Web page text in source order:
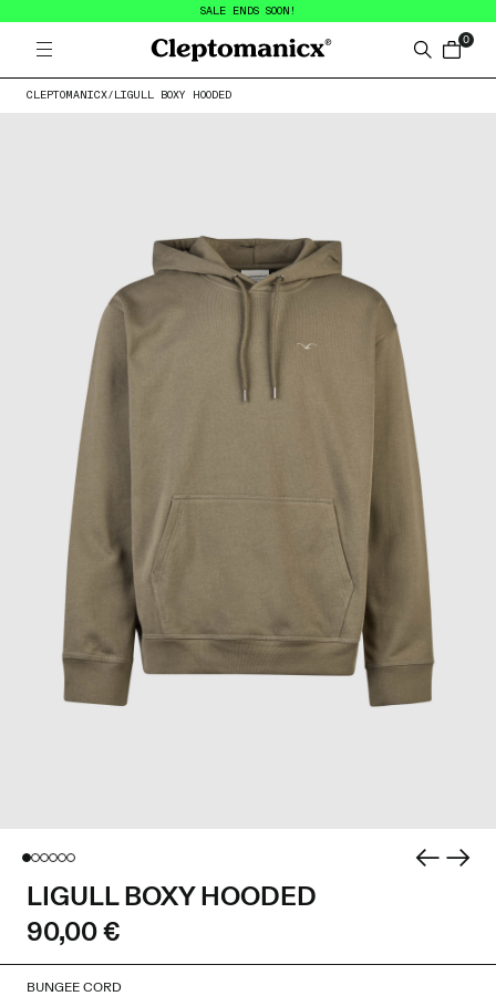
SALE ENDS SOON!
Open menu
Cleptomanicx
Search
0
items
CLEPTOMANICX/ LIGULL BOXY HOODED
LIGULL BOXY HOODED
90,00 €
BUNGEE CORD